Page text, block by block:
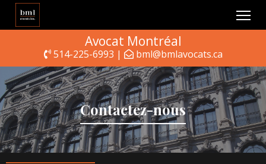
Avocat Montréal
514-225-6993 | bml@bmlavocats.ca
Contactez-nous